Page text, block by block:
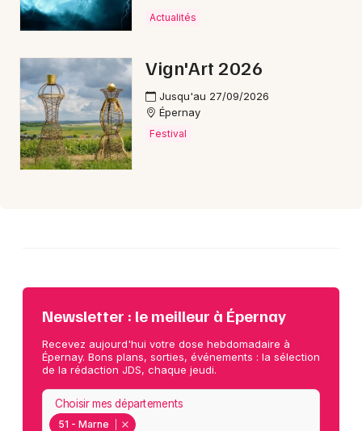
51 - Marne
Choisir mes départements
Mon email
Actualités
Vign'Art 2026
Jusqu'au 27/09/2026
Épernay
Festival
Newsletter : le meilleur à Épernay
Recevez aujourd'hui votre dose hebdomadaire à
Épernay. Bons plans, sorties, événements : la sélection
de la rédaction JDS, chaque jeudi.
51 - Marne
Choisir mes départements